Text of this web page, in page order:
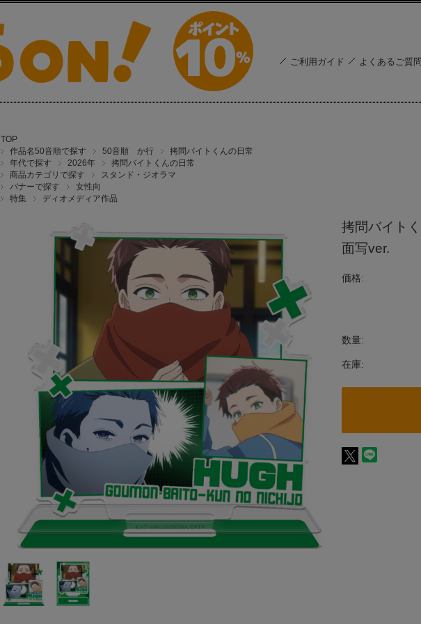
ご利用ガイド よくあるご質
TOP
作品名50音順で探す
50音順 か行
拷問バイトくんの日常
年代で探す
2026年
拷問バイトくんの日常
商品カテゴリで探す
スタンド・ジオラマ
バナーで探す
女性向
特集
ディオメディア作品
拷問バイト
面写ver.
価格:
数量:
在庫: